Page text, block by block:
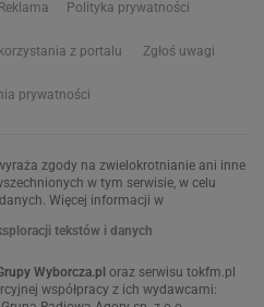
Reklama Polityka prywatności
z portalu Zgłoś uwagi
prywatności
zgody na zwielokrotnianie ani inne
w tym serwisie, w celu
Więcej informacji w
tekstów i danych
Wyborcza.pl oraz serwisu tokfm.pl
współpracy z ich wydawcami: